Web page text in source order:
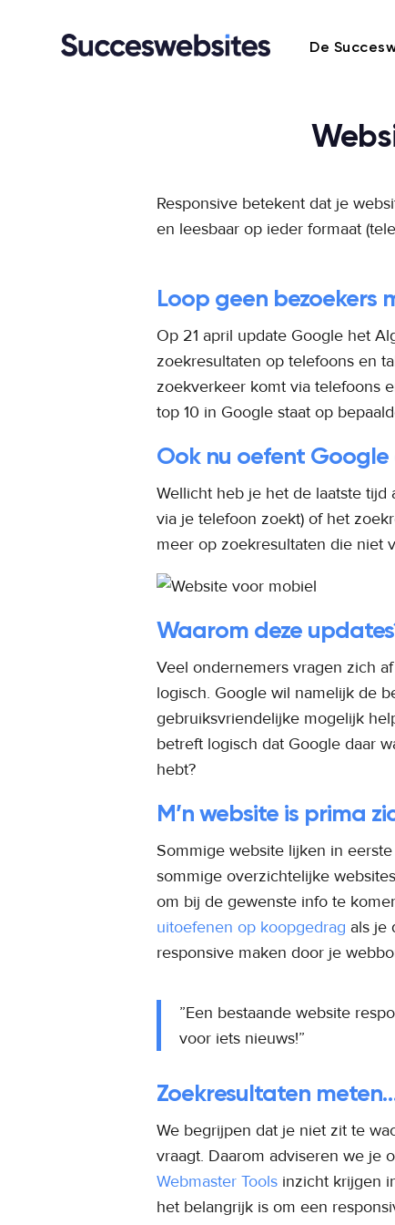
De
Responsive betekent dat je
en leesbaar op ieder formaat
Loop geen bezoekers
Op 21 april update Google het
zoekresultaten op telefoons en
zoekverkeer komt via telefoons
top 10 in Google staat op
Ook nu oefent
Wellicht heb je het de laatste tijd
via je telefoon zoekt) of het
meer op zoekresultaten die niet
Waarom deze
Veel ondernemers vragen zich
logisch. Google wil namelijk de
gebruiksvriendelijke mogelijk
betreft logisch dat Google daar
hebt?
M’n website is prima
Sommige website lijken in
sommige overzichtelijke
om bij de gewenste info te
uitoefenen op koopgedrag als je
responsive maken door je
”Een bestaande website
voor iets nieuws!”
Zoekresultaten
We begrijpen dat je niet zit te
vraagt. Daarom adviseren we je
Webmaster Tools inzicht krijgen
het belangrijk is om een